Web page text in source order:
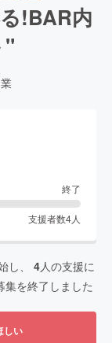
!BAR内
"
終了
支援者数4人
し、 4人の支援に
集を終了しました
しい